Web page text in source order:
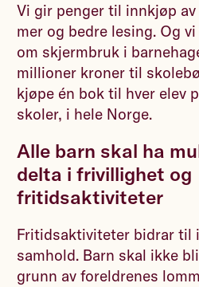
Vi gir penger til innkjøp
mer og bedre lesing. Og
om skjermbruk i
millioner kroner til
kjøpe én bok til hver elev
skoler, i hele Norge.
Alle barn skal ha
delta i frivillighet og
fritidsaktiviteter
Fritidsaktiviteter bidrar til
samhold. Barn skal ikke
grunn av foreldrenes